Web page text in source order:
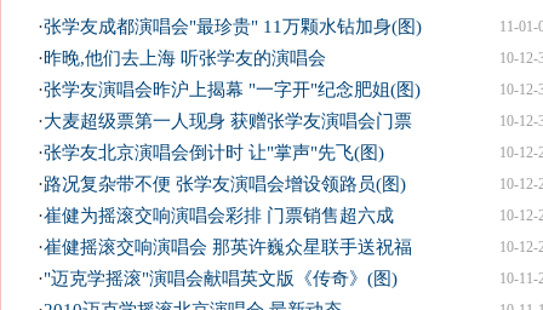
11-01-
·张学友成都演唱会"最珍贵" 11万颗水钻加身(图)
10-12-
·昨晚,他们去上海 听张学友的演唱会
10-12-
·张学友演唱会昨沪上揭幕 "一字开"纪念肥姐(图)
10-12-
·大麦超级票第一人现身 获赠张学友演唱会门票
10-12-
·张学友北京演唱会倒计时 让"掌声"先飞(图)
10-12-
·路况复杂带不便 张学友演唱会增设领路员(图)
10-12-
·崔健为摇滚交响演唱会彩排 门票销售超六成
10-12-
·崔健摇滚交响演唱会 那英许巍众星联手送祝福
10-11-
·"迈克学摇滚"演唱会献唱英文版《传奇》(图)